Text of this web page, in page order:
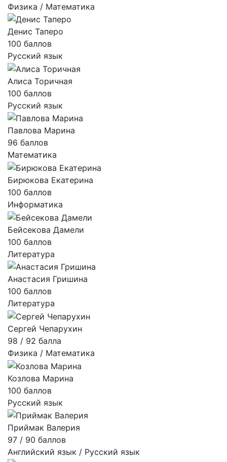
Физика / Математика
Денис Таперо
100 баллов
Русский язык
Алиса Торичная
100 баллов
Русский язык
Павлова Марина
96 баллов
Математика
Бирюкова Екатерина
100 баллов
Информатика
Бейсекова Дамели
100 баллов
Литература
Анастасия Гришина
100 баллов
Литература
Сергей Чепарухин
98 / 92 балла
Физика / Математика
Козлова Марина
100 баллов
Русский язык
Приймак Валерия
97 / 90 баллов
Английский язык / Русский язык